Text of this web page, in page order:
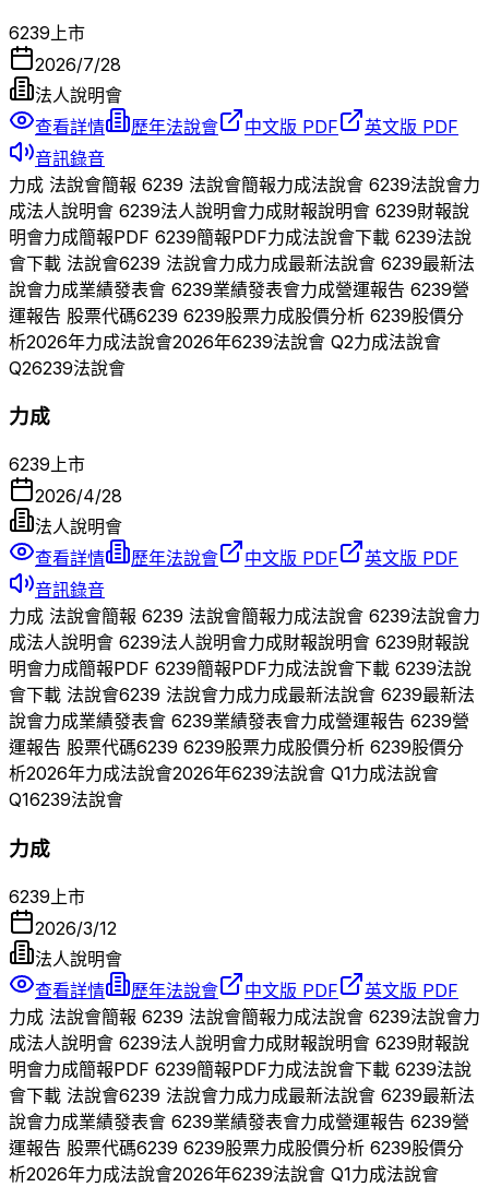
6239 上市
2026/7/28
法人說明會
查看詳情
歷年法說會 中文版 PDF
英文版 PDF
音訊錄音
力成 法說會簡報 6239 法說會簡報力成法說會 6239法說會力
成法人說明會 6239法人說明會力成財報說明會 6239財報說
明會力成簡報PDF 6239簡報PDF力成法說會下載 6239法說
會下載 法說會6239 法說會力成力成最新法說會 6239最新法
說會力成業績發表會 6239業績發表會力成營運報告 6239營
運報告 股票代碼6239 6239股票力成股價分析 6239股價分
析2026年力成法說會2026年6239法說會 Q2力成法說會
Q26239法說會
力成
6239上市
2026/4/28
法人說明會
查看詳情
歷年法說會 中文版 PDF
英文版 PDF
音訊錄音
力成 法說會簡報 6239 法說會簡報力成法說會 6239法說會力
成法人說明會 6239法人說明會力成財報說明會 6239財報說
明會力成簡報PDF 6239簡報PDF力成法說會下載 6239法說
會下載 法說會6239 法說會力成力成最新法說會 6239最新法
說會力成業績發表會 6239業績發表會力成營運報告 6239營
運報告 股票代碼6239 6239股票力成股價分析 6239股價分
析2026年力成法說會2026年6239法說會 Q1力成法說會
Q16239法說會
力成
6239 上市
2026/3/12
法人說明會
查看詳情
歷年法說會 中文版 PDF
英文版 PDF
力成 法說會簡報 6239 法說會簡報力成法說會 6239法說會力
成法人說明會 6239法人說明會力成財報說明會 6239財報說
明會力成簡報PDF 6239簡報PDF力成法說會下載 6239法說
會下載 法說會6239 法說會力成力成最新法說會 6239最新法
說會力成業績發表會 6239業績發表會力成營運報告 6239營
運報告 股票代碼6239 6239股票力成股價分析 6239股價分
析2026年力成法說會2026年6239法說會 Q1力成法說會